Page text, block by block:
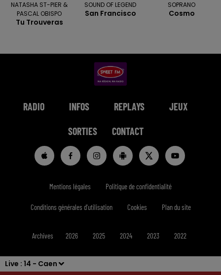
Live : 14 - Caen
NATASHA ST-PIER &
PASCAL OBISPO
Tu Trouveras
SOUND OF LEGEND
San Francisco
SOPRANO
Cosmo
RADIO INFOS REPLAYS JEUX
SORTIES CONTACT
Mentions légales Politique de confidentialité
Conditions générales d'utilisation Cookies Plan du site
Archives 2026 2025 2024 2023 2022